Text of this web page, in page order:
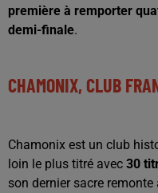
première à remporter
demi-finale.
CHAMONIX, CLUB
Chamonix est un club
loin le plus titré avec 30
son dernier sacre